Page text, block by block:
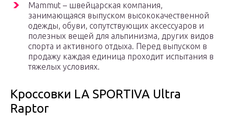
Mammut – швейцарская компания,
занимающаяся выпуском высококачественной
одежды, обуви, сопутствующих аксессуаров и
полезных вещей для альпинизма, других видов
спорта и активного отдыха. Перед выпуском в
продажу каждая единица проходит испытания в
тяжелых условиях.
Кроссовки LA SPORTIVA Ultra
Raptor